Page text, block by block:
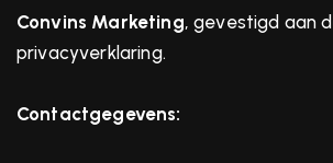
Convins Marketing, gevestigd aan
privacyverklaring.
Contactgegevens: